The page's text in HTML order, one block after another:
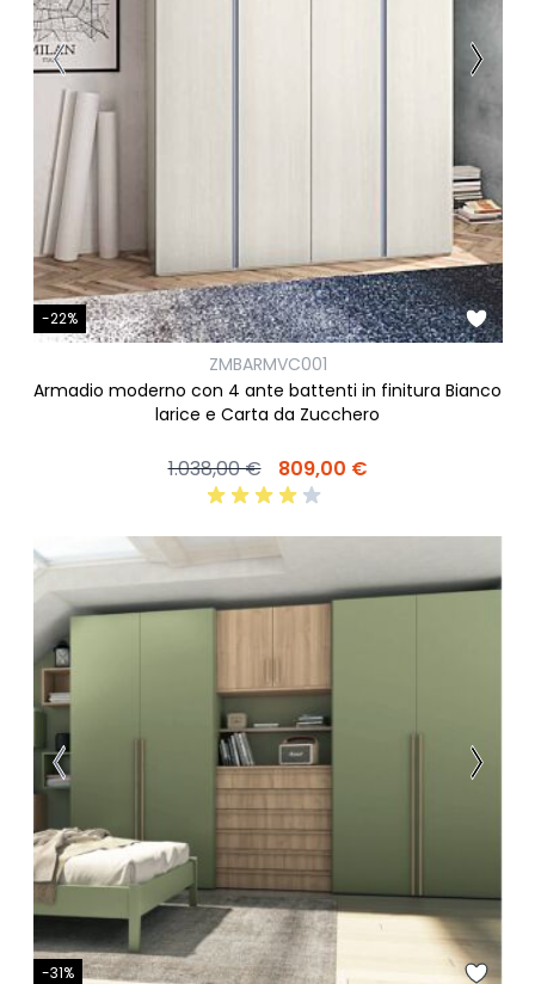
-22%
ZMBARMVC001
Armadio moderno con 4 ante battenti in finitura Bianco
larice e Carta da Zucchero
1.038,00 € 809,00 €
-31%